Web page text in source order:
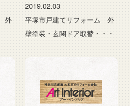
外
2019.02.03
平塚市戸建てリフォーム 外
壁塗装・玄関ドア取替・・・